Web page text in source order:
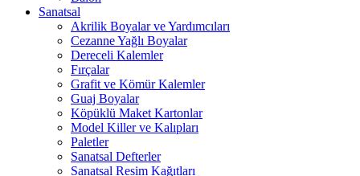
Sanatsal
Akrilik Boyalar ve Yardımcıları
Cezanne Yağlı Boyalar
Dereceli Kalemler
Fırçalar
Grafit ve Kömür Kalemler
Guaj Boyalar
Köpüklü Maket Kartonlar
Model Killer ve Kalıpları
Paletler
Sanatsal Defterler
Sanatsal Resim Kağıtları